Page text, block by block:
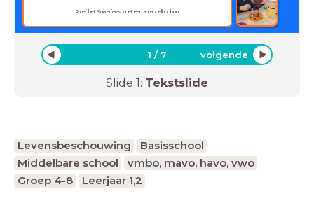
Proef het Suikerfeest met een amandelbonbon.
1 / 7 volgende
Slide 1: Tekstslide
Levensbeschouwing
Basisschool
Middelbare school
vmbo, mavo, havo, vwo
Groep 4-8
Leerjaar 1,2